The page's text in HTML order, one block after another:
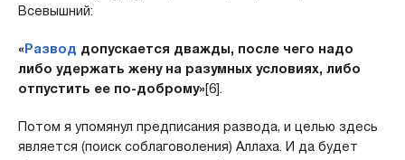
Всевышний:
«Развод допускается дважды, после чего надо
либо удержать жену на разумных условиях, либо
отпустить ее по-доброму»[6].
Потом я упомянул предписания развода, и целью здесь
является (поиск соблаговоления) Аллаха. И да будет